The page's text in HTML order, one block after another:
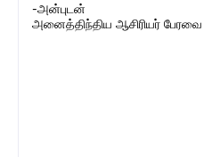
-அன்புடன்
அனைத்திந்திய ஆசிரியர் பேரவை